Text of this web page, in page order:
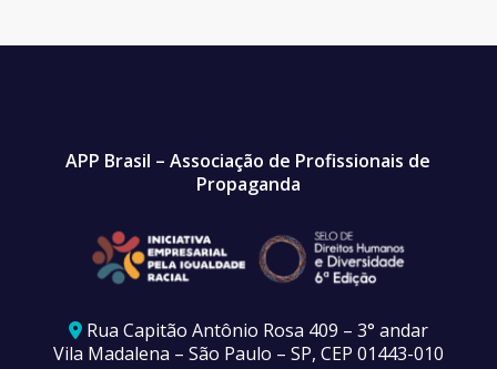
APP Brasil – Associação de Profissionais de
Propaganda
Rua Capitão Antônio Rosa 409 – 3° andar
Vila Madalena – São Paulo – SP, CEP 01443-010